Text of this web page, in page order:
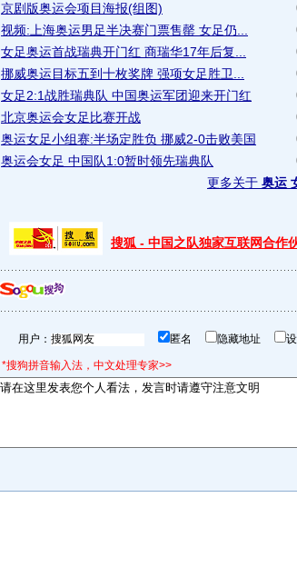
京剧版奥运会项目海报(组图)
视频:上海奥运男足半决赛门票售罄 女足仍...
女足奥运首战瑞典开门红 商瑞华17年后复...
挪威奥运目标五到十枚奖牌 强项女足胜卫...
女足2:1战胜瑞典队 中国奥运军团迎来开门红
北京奥运会女足比赛开战
奥运女足小组赛:半场定胜负 挪威2-0击败美国
奥运会女足 中国队1:0暂时领先瑞典队
更多关于 奥运
搜狐 - 中国之队独家互联网合作
用户： 匿名 隐藏地址
*搜狗拼音输入法，中文处理专家>>